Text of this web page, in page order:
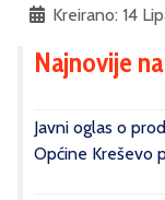
Kreirano: 14
Najnovije
Javni oglas o
Općine Kreševo